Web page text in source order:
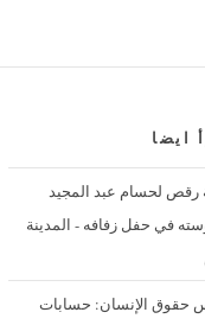
ايضا
رقص لحسام عبد المجيد
في حفل زفافه - المدينة
حقوق الإنسان: حسابات